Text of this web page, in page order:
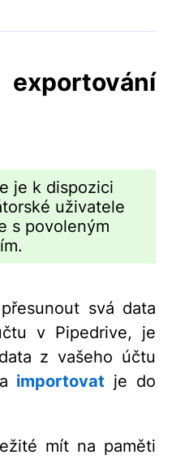
je k dispozici
uživatele
s povoleným
svá data
v Pipedrive, je
z vašeho účtu
importovat je do
mít na paměti